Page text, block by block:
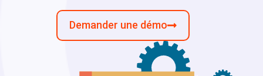
Demander une démo